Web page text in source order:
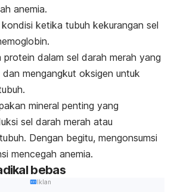
anemia.
ketika tubuh kekurangan sel
protein dalam sel darah merah yang
mengangkut oksigen untuk
mineral penting yang
sel darah merah atau
Dengan begitu, mengonsumsi
mencegah anemia.
bebas
Iklan